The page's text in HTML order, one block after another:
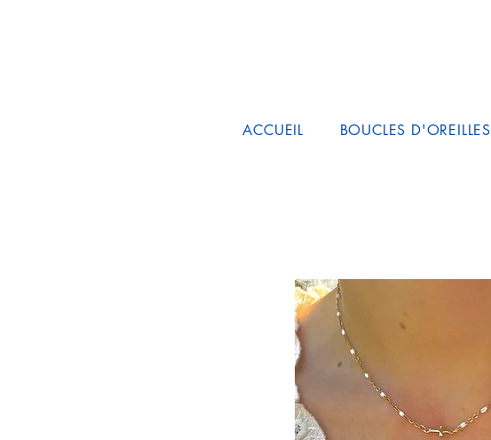
ACCUEIL BOUCLES D'OREILLES